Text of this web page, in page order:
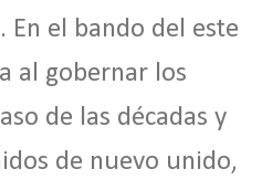
el bando del este
al gobernar los
de las décadas y
de nuevo unido,